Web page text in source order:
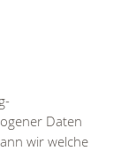
Daten
wir welche